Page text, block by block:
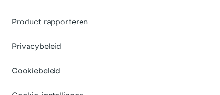
Product rapporteren
Privacybeleid
Cookiebeleid